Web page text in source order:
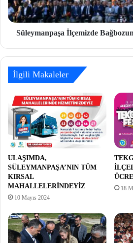
Süleymanpaşa İlçemizde
İlgili Makaleler
ULAŞIMDA,
SÜLEYMANPAŞA’NIN TÜM
KIRSAL
MAHALLELERİNDEYİZ
10 Mayıs 2024
18